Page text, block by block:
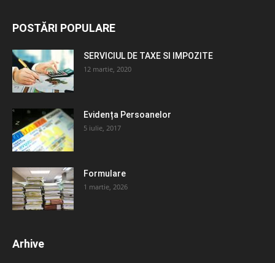
POSTĂRI POPULARE
SERVICIUL DE TAXE SI IMPOZITE
12 martie, 2020
Evidența Persoanelor
5 iulie, 2017
Formulare
1 martie, 2026
Arhive